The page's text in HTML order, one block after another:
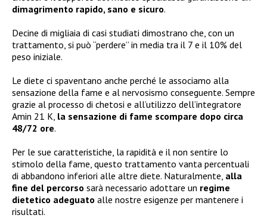
dimagrimento rapido, sano e sicuro.
Decine di migliaia di casi studiati dimostrano che, con un
trattamento, si può “perdere” in media tra il 7 e il 10% del
peso iniziale.
Le diete ci spaventano anche perché le associamo alla
sensazione della fame e al nervosismo conseguente. Sempre
grazie al processo di chetosi e all’utilizzo dell’integratore
Amin 21 K, la sensazione di fame scompare dopo circa
48/72 ore.
Per le sue caratteristiche, la rapidità e il non sentire lo
stimolo della fame, questo trattamento vanta percentuali
di abbandono inferiori alle altre diete. Naturalmente, alla
fine del percorso sarà necessario adottare un regime
dietetico adeguato alle nostre esigenze per mantenere i
risultati.